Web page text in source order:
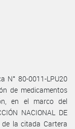
N° 80-0011-LPU20
de medicamentos
en el marco del
NACIONAL DE
de la citada Cartera